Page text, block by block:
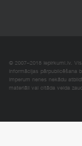
© 2007–2018 Iepirkumi.lv.
Informācijas pārpublicēšana
Imperum nenes nekādu
materiāli vai citāda veida